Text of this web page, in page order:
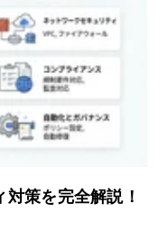
策を完全解説！